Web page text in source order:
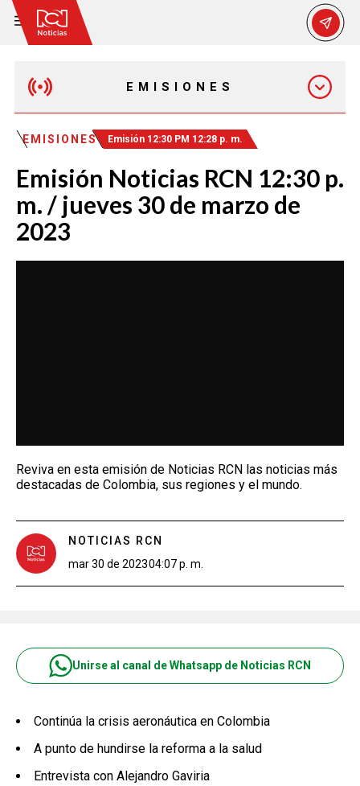
EMISIONES
MAÑANA EXPRESS
EMISIÓN 12:30 PM
EMISIONES Emisión 12:30 PM 12:28 p. m.
Emisión Noticias RCN 12:30 p.
m. / jueves 30 de marzo de
2023
Reviva en esta emisión de Noticias RCN las noticias más
destacadas de Colombia, sus regiones y el mundo.
NOTICIAS RCN
mar 30 de 202304:07 p. m.
Unirse al canal de Whatsapp de Noticias RCN
Continúa la crisis aeronáutica en Colombia
A punto de hundirse la reforma a la salud
Entrevista con Alejandro Gaviria